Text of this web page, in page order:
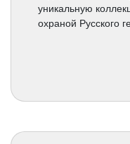
уникальную
охраной Русского